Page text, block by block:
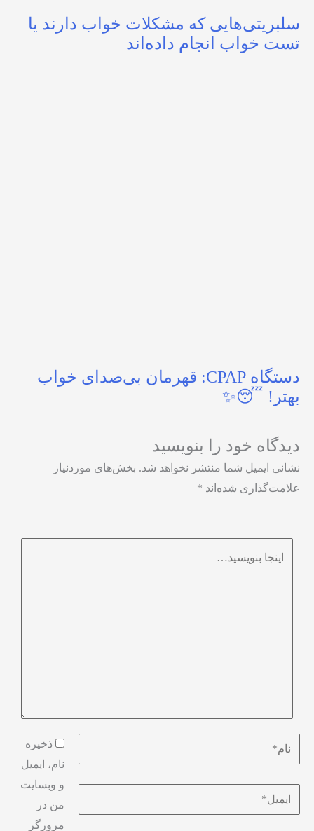
سلبریتی‌هایی که مشکلات خواب دارند یا
تست خواب انجام داده‌اند
دستگاه CPAP: قهرمان بی‌صدای خواب
بهتر! 😴✨
دیدگاه‌ خود را بنویسید
نشانی ایمیل شما منتشر نخواهد شد. بخش‌های موردنیاز
علامت‌گذاری شده‌اند *
ذخیره
نام، ایمیل
و وبسایت
من در
مرورگر